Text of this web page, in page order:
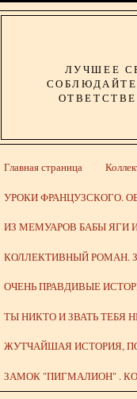
ЛУЧШЕЕ
Главная страница
УРОКИ ФРАНЦУЗСКОГО.
ИЗ МЕМУАРОВ БАБЫ ЯГИ
КОЛЛЕКТИВНЫЙ РОМАН.
ОЧЕНЬ ПРАВДИВЫЕ
ТЫ НИКТО И ЗВАТЬ ТЕБЯ
ЖУТЧАЙШАЯ ИСТОРИЯ,
ЗАМОК "ПИГМАЛИОН" .